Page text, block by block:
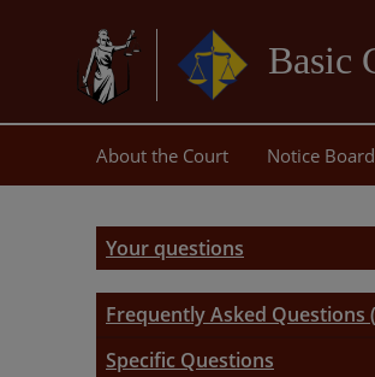
Basic
About the Court Notice Board
Your questions
Frequently Asked Questions
Frequently Asked Questions
Specific Questions